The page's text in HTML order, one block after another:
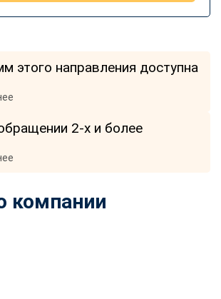
этого направления доступна
2-х и более
компании